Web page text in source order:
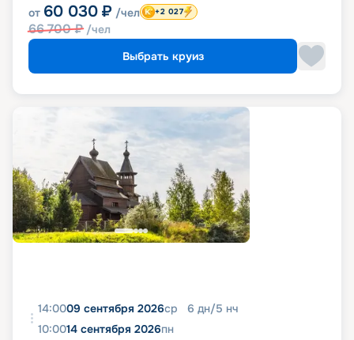
от 60 030 ₽ /чел
66 700₽ /чел
+2 027
Выбрать круиз
14:0009 сентября 2026ср 6 дн/5 нч
10:0014 сентября 2026пн